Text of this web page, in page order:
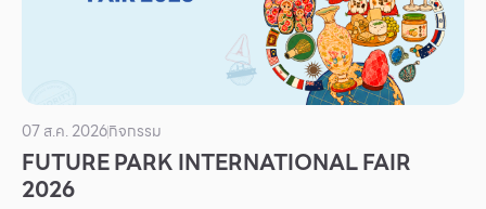
สมัครงาน
สิทธิประโยชน์ที่ฟิวเจอร์พาร์ค
07 ส.ค. 2026กิจกรรม
FUTURE PARK INTERNATIONAL FAIR
2026